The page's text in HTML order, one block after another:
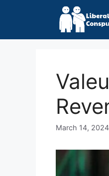
March 14, 2024